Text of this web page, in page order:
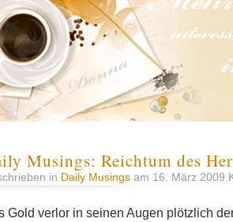
Musings: Reichtum des
in Daily Musings am 16. März 2009
Gold verlor in seinen Augen plötzlich